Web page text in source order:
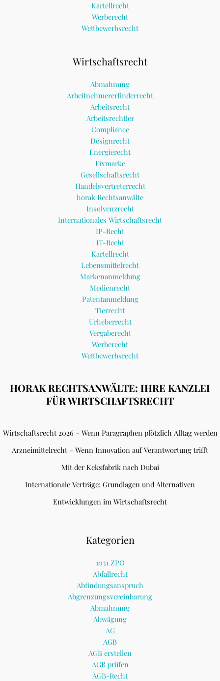
Kartellrecht
Werberecht
Wettbewerbsrecht
Wirtschaftsrecht
Abmahnung
Arbeitnehmererfinderrecht
Arbeitsrecht
Arbeitsrechtler
Compliance
Designrecht
Energierecht
Fixmarke
Gesellschaftsrecht
Handelsvertreterrecht
horak Rechtsanwälte
Insolvenzrecht
Internationales Wirtschaftsrecht
IP-Recht
IT-Recht
Kartellrecht
Lebensmittelrecht
Markenanmeldung
Medienrecht
Patentanmeldung
Tierrecht
Urheberrecht
Vergaberecht
Werberecht
Wettbewerbsrecht
HORAK RECHTSANWÄLTE: IHRE KANZLEI
FÜR WIRTSCHAFTSRECHT
Wirtschaftsrecht 2026 – Wenn Paragraphen plötzlich Alltag werden
Arzneimittelrecht – Wenn Innovation auf Verantwortung trifft
Mit der Keksfabrik nach Dubai
Internationale Verträge: Grundlagen und Alternativen
Entwicklungen im Wirtschaftsrecht
Kategorien
1031 ZPO
Abfallrecht
Abfindungsanspruch
Abgrenzungsvereinbarung
Abmahnung
Abwägung
AG
AGB
AGB erstellen
AGB prüfen
AGB-Recht